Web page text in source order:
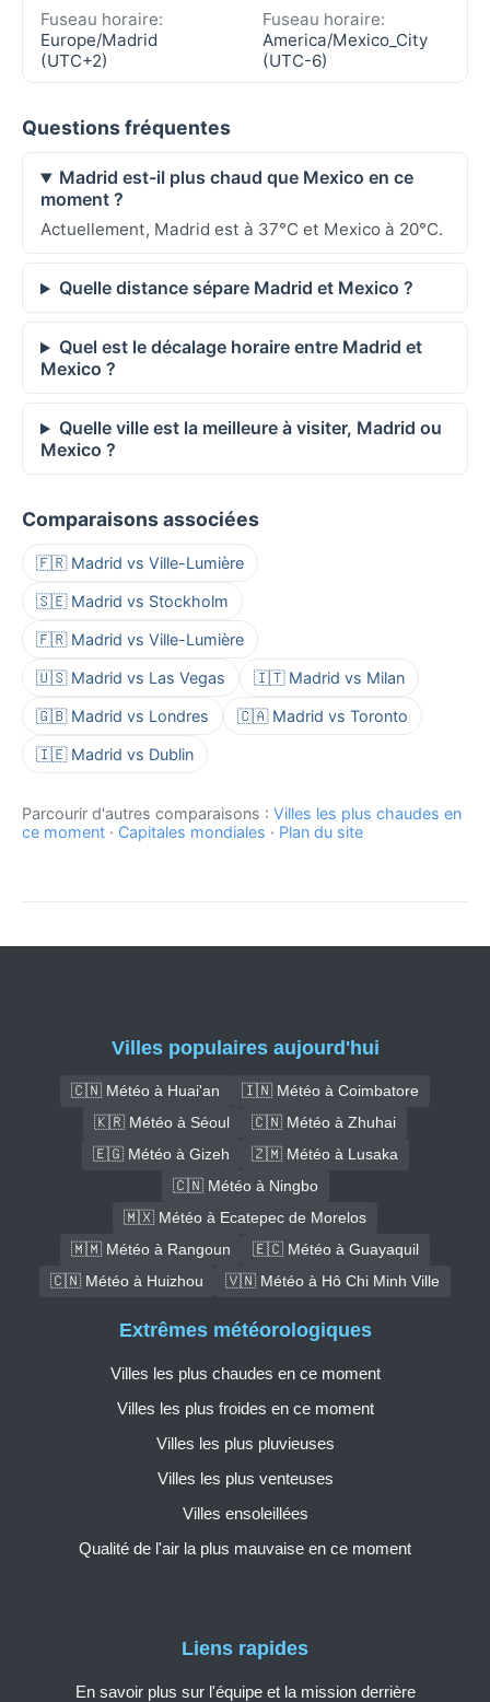
Fuseau horaire:
Europe/Madrid
(UTC+2)
Fuseau horaire:
America/Mexico_City
(UTC-6)
Questions fréquentes
Madrid est-il plus chaud que Mexico en ce
moment ?
Actuellement, Madrid est à 37°C et Mexico à 20°C.
Quelle distance sépare Madrid et Mexico ?
Quel est le décalage horaire entre Madrid et
Mexico ?
Quelle ville est la meilleure à visiter, Madrid ou
Mexico ?
Comparaisons associées
🇫🇷 Madrid vs Ville-Lumière
🇸🇪 Madrid vs Stockholm
🇫🇷 Madrid vs Ville-Lumière
🇺🇸 Madrid vs Las Vegas 🇮🇹 Madrid vs Milan
🇬🇧 Madrid vs Londres 🇨🇦 Madrid vs Toronto
🇮🇪 Madrid vs Dublin
Parcourir d'autres comparaisons : Villes les plus chaudes en
ce moment · Capitales mondiales · Plan du site
Villes populaires aujourd'hui
🇨🇳 Météo à Huai'an
🇮🇳 Météo à Coimbatore
🇰🇷 Météo à Séoul
🇨🇳 Météo à Zhuhai
🇪🇬 Météo à Gizeh
🇿🇲 Météo à Lusaka
🇨🇳 Météo à Ningbo
🇲🇽 Météo à Ecatepec de Morelos
🇲🇲 Météo à Rangoun
🇪🇨 Météo à Guayaquil
🇨🇳 Météo à Huizhou
🇻🇳 Météo à Hô Chi Minh Ville
Liens rapides
En savoir plus sur l'équipe et la mission derrière
Extrêmes météorologiques
Villes les plus chaudes en ce moment
Villes les plus froides en ce moment
Villes les plus pluvieuses
Villes les plus venteuses
Villes ensoleillées
Qualité de l'air la plus mauvaise en ce moment